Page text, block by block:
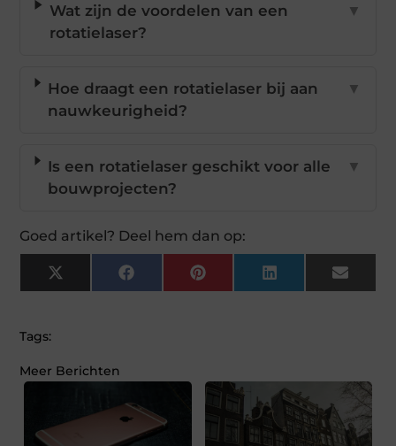
Wat zijn de voordelen van een
rotatielaser?
▼
Hoe draagt een rotatielaser bij aan
nauwkeurigheid?
▼
Is een rotatielaser geschikt voor alle
bouwprojecten?
▼
Goed artikel? Deel hem dan op:
X
(Twitter)
FacebookPinterestLinkedInEmail
Tags:
Meer Berichten